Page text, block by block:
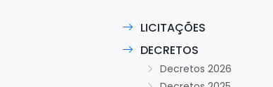
LICITAÇÕES
DECRETOS
Decretos 2026